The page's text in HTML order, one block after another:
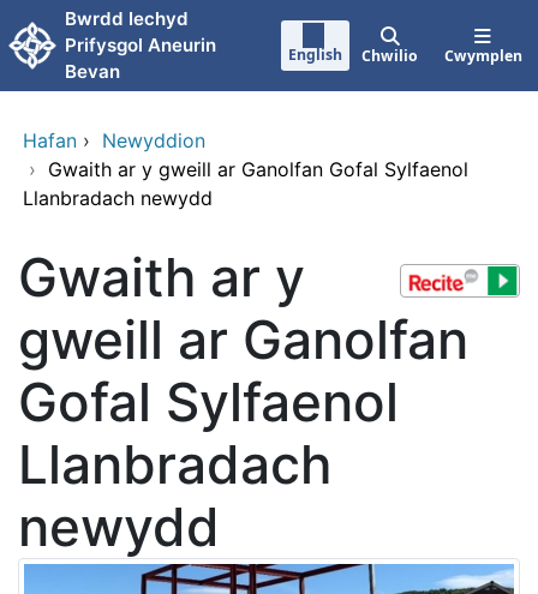
Neidio i'r prif gynnwy
Bwrdd Iechyd
Prifysgol Aneurin
Bevan
English Chwilio Cwymplen
Hafan › Newyddion
› Gwaith ar y gweill ar Ganolfan Gofal Sylfaenol
Llanbradach newydd
Gwaith ar y
gweill ar Ganolfan
Gofal Sylfaenol
Llanbradach
newydd